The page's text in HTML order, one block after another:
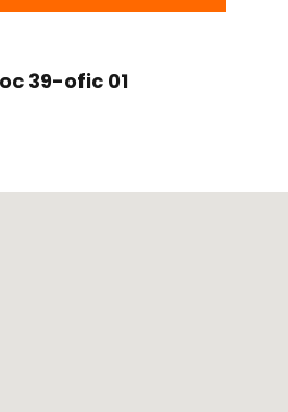
39-ofic 01